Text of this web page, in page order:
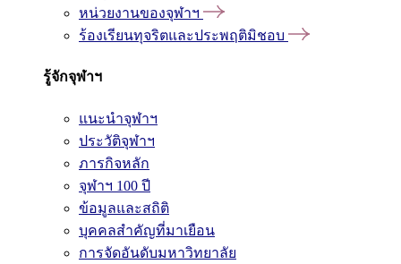
หน่วยงานของจุฬาฯ
ร้องเรียนทุจริตและประพฤติมิชอบ
รู้จักจุฬาฯ
แนะนำจุฬาฯ
ประวัติจุฬาฯ
ภารกิจหลัก
จุฬาฯ 100 ปี
ข้อมูลและสถิติ
บุคคลสำคัญที่มาเยือน
การจัดอันดับมหาวิทยาลัย